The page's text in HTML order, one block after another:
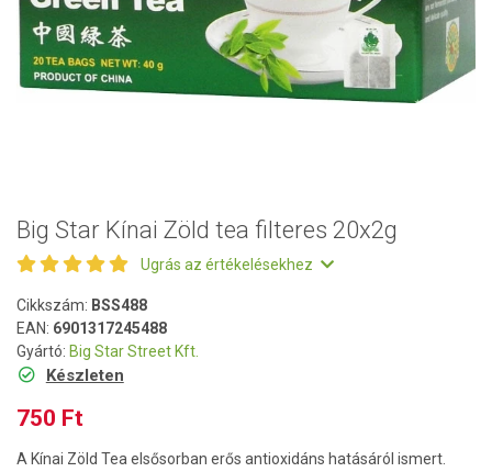
Big Star Kínai Zöld tea filteres 20x2g
Ugrás az értékelésekhez
Cikkszám: BSS488
EAN: 6901317245488
Gyártó: Big Star Street Kft.
Készleten
750 Ft
A Kínai Zöld Tea elsősorban erős antioxidáns hatásáról ismert.